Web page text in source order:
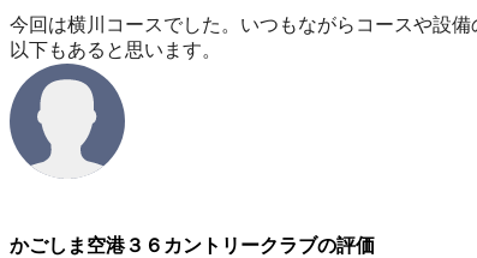
今回は横川コースでした。いつもながらコースや設
以下もあると思います。
かごしま空港３６カントリークラブの評価